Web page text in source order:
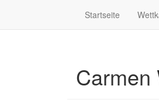
Startseite